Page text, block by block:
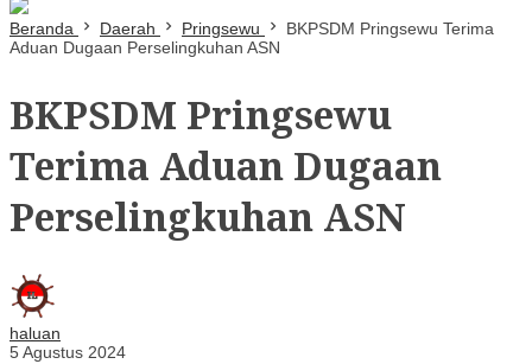
Beranda Daerah Pringsewu
BKPSDM Pringsewu Terima
Aduan Dugaan Perselingkuhan ASN
BKPSDM Pringsewu
Terima Aduan Dugaan
Perselingkuhan ASN
haluan
5 Agustus 2024